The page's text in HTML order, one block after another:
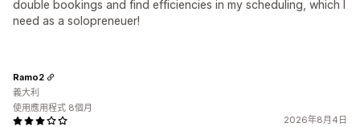
double bookings and find efficiencies in my scheduling, which I
need as a solopreneuer!
2026年8月4日
Ramo2
義大利
使用應用程式 8個月